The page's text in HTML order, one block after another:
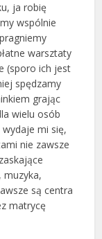
ja robię
wspólnie
warsztaty
(sporo ich jest
spędzamy
grając
wielu osób
mi się,
nie zawsze
muzyka,
są centra
matrycę